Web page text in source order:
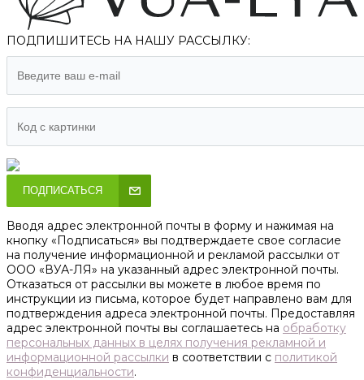
ПОДПИШИТЕСЬ НА НАШУ РАССЫЛКУ:
ПОДПИСАТЬСЯ
Вводя адрес электронной почты в форму и нажимая на
кнопку «Подписаться» вы подтверждаете свое согласие
на получение информационной и рекламой рассылки от
ООО «ВУА-ЛЯ» на указанный адрес электронной почты.
Отказаться от рассылки вы можете в любое время по
инструкции из письма, которое будет направлено вам для
подтверждения адреса электронной почты. Предоставляя
адрес электронной почты вы соглашаетесь на обработку
персональных данных в целях получения рекламной и
информационной рассылки в соответствии с политикой
конфиденциальности.